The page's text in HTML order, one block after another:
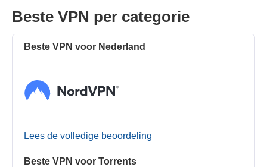
Beste VPN per categorie
Beste VPN voor Nederland
Lees de volledige beoordeling
Beste VPN voor Torrents